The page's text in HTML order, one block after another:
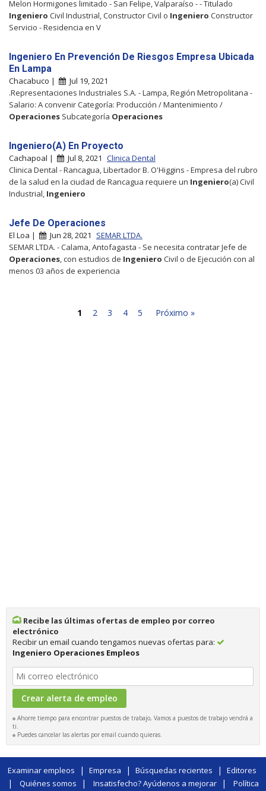
Melon Hormigones limitado - San Felipe, Valparaíso - - Titulado
Ingeniero Civil Industrial, Constructor Civil o Ingeniero Constructor
Servicio - Residencia en V
Ingeniero En Prevención De Riesgos Empresa Ubicada
En Lampa
Chacabuco |
Jul 19, 2021
.Representaciones Industriales S.A. - Lampa, Región Metropolitana -
Salario: A convenir Categoría: Producción / Mantenimiento /
Operaciones Subcategoría Operaciones
Ingeniero(A) En Proyecto
Cachapoal | Jul 8, 2021 Clinica Dental
Clinica Dental - Rancagua, Libertador B. O'Higgins - Empresa del rubro
de la salud en la ciudad de Rancagua requiere un Ingeniero(a) Civil
Industrial, Ingeniero
Jefe De Operaciones
El Loa | Jun 28, 2021
SEMAR LTDA.
SEMAR LTDA. - Calama, Antofagasta - Se necesita contratar Jefe de
Operaciones , con estudios de Ingeniero Civil o de Ejecución con al
menos 03 años de experiencia
1 2 3 4 5 Próximo »
Recibe las últimas ofertas de empleo por correo
electrónico
Recibir un email cuando tengamos nuevas ofertas para:
Ingeniero Operaciones Empleos
Ahorre tiempo para encontrar puestos de trabajo, Vamos a puestos de trabajo vendrá a
ti.
Puedes cancelar las alertas por email cuando quieras.
Examinar empleos | Empresa | Búsquedas recientes | Editores
| Quiénes somos | Insatisfecho? Ayúdenos a mejorar|
Política